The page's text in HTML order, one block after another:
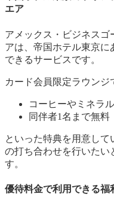
エア
アメックス・ビジネスゴ
アは、帝国ホテル東京に
できるサービスです。
カード会員限定ラウンジ
コーヒーやミネラ
同伴者1名まで無料
といった特典を用意して
の打ち合わせを行いたい
す。
優待料金で利用できる福